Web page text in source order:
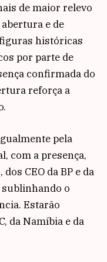
de maior relevo
e de
históricas
por parte de
confirmada do
reforça a
pela
com a presença,
CEO da BP e da
o
Estarão
da Namíbia e da